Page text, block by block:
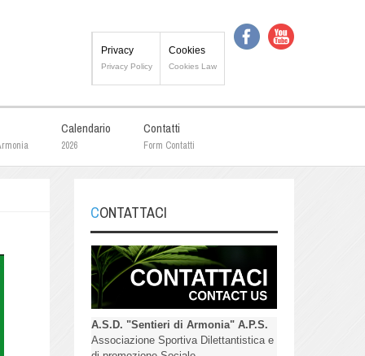
Privacy
Privacy Policy
Cookies
Cookies Law
Calendario
2026
Contatti
Form Contatti
CONTATTACI
A.S.D. "Sentieri di Armonia" A.P.S.
Associazione Sportiva Dilettantistica e